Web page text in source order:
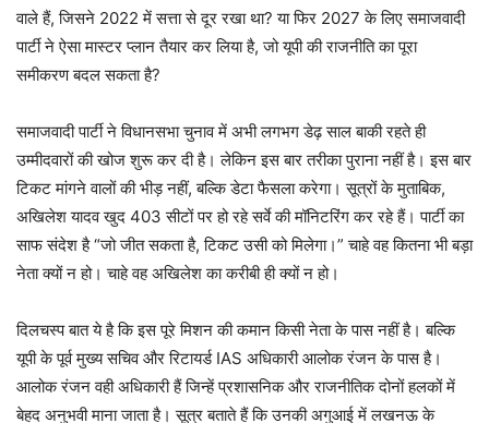
वाले हैं, जिसने 2022 में सत्ता से दूर रखा था? या फिर 2027 के लिए समाजवादी
पार्टी ने ऐसा मास्टर प्लान तैयार कर लिया है, जो यूपी की राजनीति का पूरा
समीकरण बदल सकता है?
समाजवादी पार्टी ने विधानसभा चुनाव में अभी लगभग डेढ़ साल बाकी रहते ही
उम्मीदवारों की खोज शुरू कर दी है। लेकिन इस बार तरीका पुराना नहीं है। इस बार
टिकट मांगने वालों की भीड़ नहीं, बल्कि डेटा फैसला करेगा। सूत्रों के मुताबिक,
अखिलेश यादव खुद 403 सीटों पर हो रहे सर्वे की मॉनिटरिंग कर रहे हैं। पार्टी का
साफ संदेश है “जो जीत सकता है, टिकट उसी को मिलेगा।” चाहे वह कितना भी बड़ा
नेता क्यों न हो। चाहे वह अखिलेश का करीबी ही क्यों न हो।
दिलचस्प बात ये है कि इस पूरे मिशन की कमान किसी नेता के पास नहीं है। बल्कि
यूपी के पूर्व मुख्य सचिव और रिटायर्ड IAS अधिकारी आलोक रंजन के पास है।
आलोक रंजन वही अधिकारी हैं जिन्हें प्रशासनिक और राजनीतिक दोनों हलकों में
बेहद अनुभवी माना जाता है। सूत्र बताते हैं कि उनकी अगुआई में लखनऊ के